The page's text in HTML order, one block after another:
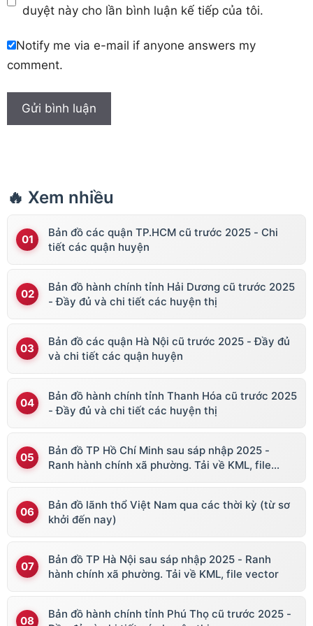
duyệt này cho lần bình luận kế tiếp của tôi.
Notify me via e-mail if anyone answers my
comment.
🔥 Xem nhiều
Bản đồ các quận TP.HCM cũ trước 2025 - Chi
tiết các quận huyện
Bản đồ hành chính tỉnh Hải Dương cũ trước 2025
- Đầy đủ và chi tiết các huyện thị
Bản đồ các quận Hà Nội cũ trước 2025 - Đầy đủ
và chi tiết các quận huyện
Bản đồ hành chính tỉnh Thanh Hóa cũ trước 2025
- Đầy đủ và chi tiết các huyện thị
Bản đồ TP Hồ Chí Minh sau sáp nhập 2025 -
Ranh hành chính xã phường. Tải về KML, file
Bản đồ lãnh thổ Việt Nam qua các thời kỳ (từ sơ
khởi đến nay)
Bản đồ TP Hà Nội sau sáp nhập 2025 - Ranh
hành chính xã phường. Tải về KML, file vector
Bản đồ hành chính tỉnh Phú Thọ cũ trước 2025 -